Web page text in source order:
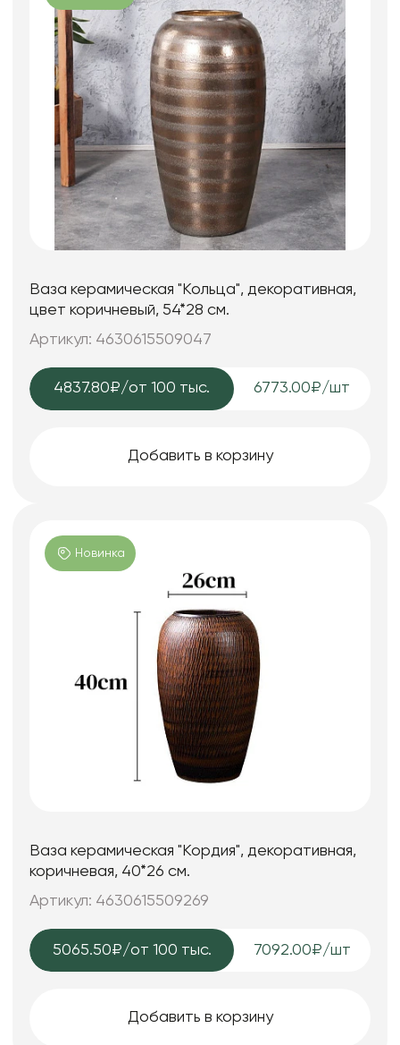
Ваза керамическая "Кольца", декоративная,
цвет коричневый, 54*28 см.
Артикул: 4630615509047
4837.80₽/от 100 тыс. 6773.00₽/шт
Добавить в корзину
Новинка
Ваза керамическая "Кордия", декоративная,
коричневая, 40*26 см.
Артикул: 4630615509269
5065.50₽/от 100 тыс. 7092.00₽/шт
Добавить в корзину